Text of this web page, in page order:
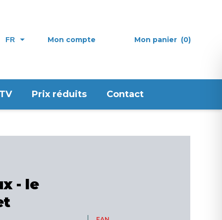
FR Mon compte Mon panier (0)
Prix réduits Contact
- le